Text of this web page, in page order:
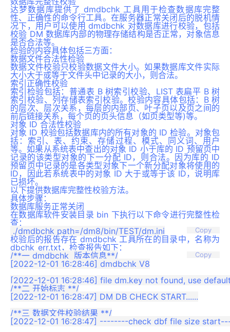
达梦数据库提供了 dmdbchk 工具用于检查数据库完整
性、正确性的命令行工具。在服务器正常关闭后的脱机情
况下，用户可以使用 dmdbchk 对数据库进行校验，包括
校验 DM 数据库内部的物理存储结构是否正常，对象信息
是否合法等。
检验的内容具体包括三方面：
数据文件合法性检验
数据文件校验只校验数据文件大小。如果数据库文件实际
大小大于或等于文件头中记录的大小，则合法。
索引正确性校验
索引检验包括：普通表 B 树索引校验、LIST 表扁平 B 树
索引校验、列存储表索引校验。校验内容具体包括：B 树
的层次、层次关系，每层的内部页、叶子页以及页之间的
前后链接关系，每个页的页头信息（如页类型等)等。
对象 ID 合法性校验
对象 ID 校验包括数据库内的所有对象的 ID 检验。对象包
括：索引、表、约束、存储过程、模式、同义词、用户
等。如果从系统表中查出的对象 ID 小于库的 ID 预留页中
记录的该类型对象的下一分配 ID，则合法。因为库的 ID
预留页中记录的是各类型对象下一个新分配对象将使用的
ID，因此若系统表中的对象 ID 大于或等于该 ID，说明库
已损坏。
以下提供数据库完整性校验方法。
具体步骤：
数据库服务正常关闭
在数据库软件安装目录 bin 下执行以下命令进行完整性检
查：
Copy
校验后的报告存在 dmdbchk 工具所在的目录中，名称为
dbchk_err.txt，检查报告如下：
Copy
/**一 dmdbchk  版本信息**/
[2022-12-01 16:28:46] dmdbchk V8
[2022-12-01 16:28:46] file dm.key not found, use
/**二 开始标志 **/
[2022-12-01 16:28:47] DM DB CHECK START......
/**三 数据文件校验结果 **/
[2022-12-01 16:28:47] --------check dbf file size